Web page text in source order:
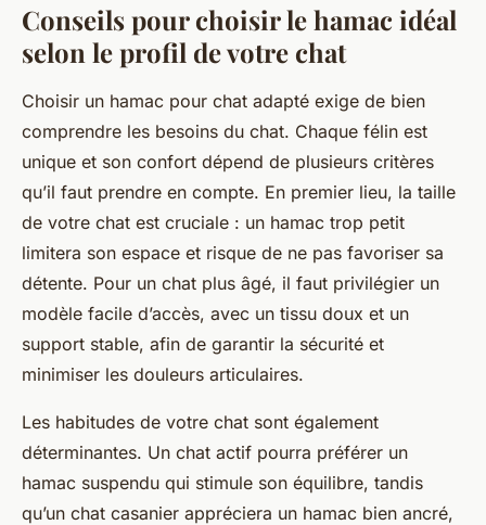
Conseils pour choisir le hamac idéal
selon le profil de votre chat
Choisir un hamac pour chat adapté exige de bien
comprendre les besoins du chat. Chaque félin est
unique et son confort dépend de plusieurs critères
qu’il faut prendre en compte. En premier lieu, la taille
de votre chat est cruciale : un hamac trop petit
limitera son espace et risque de ne pas favoriser sa
détente. Pour un chat plus âgé, il faut privilégier un
modèle facile d’accès, avec un tissu doux et un
support stable, afin de garantir la sécurité et
minimiser les douleurs articulaires.
Les habitudes de votre chat sont également
déterminantes. Un chat actif pourra préférer un
hamac suspendu qui stimule son équilibre, tandis
qu’un chat casanier appréciera un hamac bien ancré,